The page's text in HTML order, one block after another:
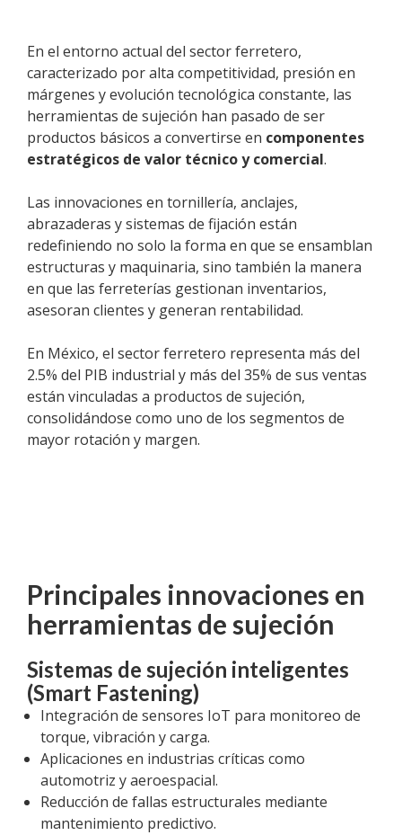
En el entorno actual del sector ferretero,
caracterizado por alta competitividad, presión en
márgenes y evolución tecnológica constante, las
herramientas de sujeción han pasado de ser
productos básicos a convertirse en componentes
estratégicos de valor técnico y comercial.
Las innovaciones en tornillería, anclajes,
abrazaderas y sistemas de fijación están
redefiniendo no solo la forma en que se ensamblan
estructuras y maquinaria, sino también la manera
en que las ferreterías gestionan inventarios,
asesoran clientes y generan rentabilidad.
En México, el sector ferretero representa más del
2.5% del PIB industrial y más del 35% de sus ventas
están vinculadas a productos de sujeción,
consolidándose como uno de los segmentos de
mayor rotación y margen.
Principales innovaciones en
herramientas de sujeción
Sistemas de sujeción inteligentes
(Smart Fastening)
Integración de sensores IoT para monitoreo de
torque, vibración y carga.
Aplicaciones en industrias críticas como
automotriz y aeroespacial.
Reducción de fallas estructurales mediante
mantenimiento predictivo.